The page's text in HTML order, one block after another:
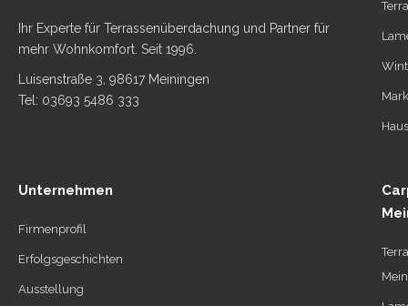
Ihr Experte für Terrassenüberdachung und Partner für
mehr Wohnkomfort. Seit 1996.
Luisenstraße 3, 98617 Meiningen
Tel: 03693 5486 333
Unternehmen
Firmenprofil
Erfolgsgeschichten
Ausstellung